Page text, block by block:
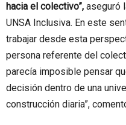
hacia el colectivo”, aseguró
UNSA Inclusiva. En este
trabajar desde esta
persona referente del
parecía imposible pensar
decisión dentro de una
construcción diaria”,